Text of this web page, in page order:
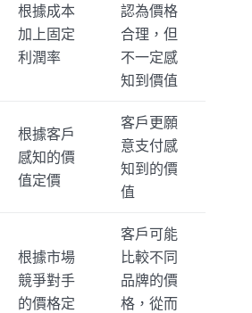
根據成本
加上固定
利潤率
認為價格
合理，但
不一定感
知到價值
根據客戶
感知的價
值定價
客戶更願
意支付感
知到的價
值
根據市場
競爭對手
的價格定
客戶可能
比較不同
品牌的價
格，從而